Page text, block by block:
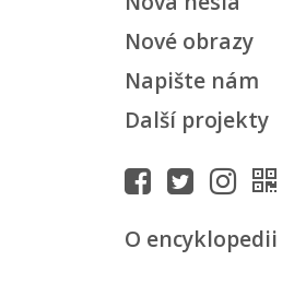
Nové obrazy
Napište nám
Další projekty
O encyklopedii